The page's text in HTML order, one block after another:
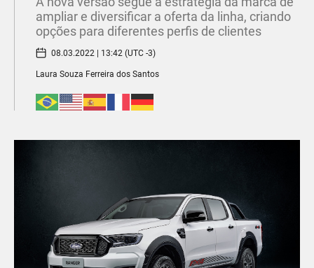
ampliar e diversificar a oferta da linha, criando
opções para diferentes perfis de clientes
08.03.2022 | 13:42 (UTC -3)
Laura Souza Ferreira dos Santos